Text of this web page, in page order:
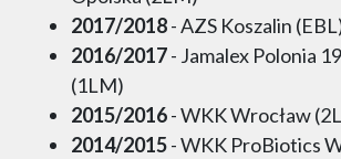
2017/2018- AZS Koszalin
2016/2017- Jamalex Polonia
(1LM)
2015/2016- WKK Wrocław
2014/2015- WKK ProBiotics